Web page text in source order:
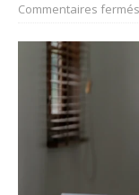
Commentaires fermés